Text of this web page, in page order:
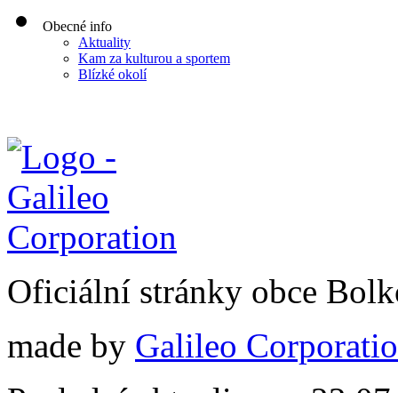
Obecné info
Aktuality
Kam za kulturou a sportem
Blízké okolí
Oficiální stránky obce
made by Galileo